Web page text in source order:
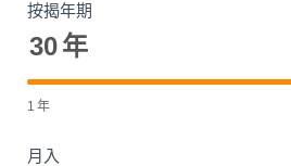
按揭年期
30年
1 年
月入